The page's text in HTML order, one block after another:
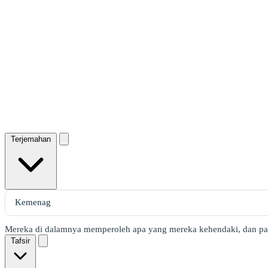
Terjemahan
Mereka di dalamnya memperoleh apa yang mereka kehendaki, dan
Tafsir